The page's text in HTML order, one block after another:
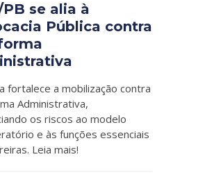
se alia à
Pública contra
fortalece a mobilização contra
Administrativa,
os riscos ao modelo
e às funções essenciais
Leia mais!